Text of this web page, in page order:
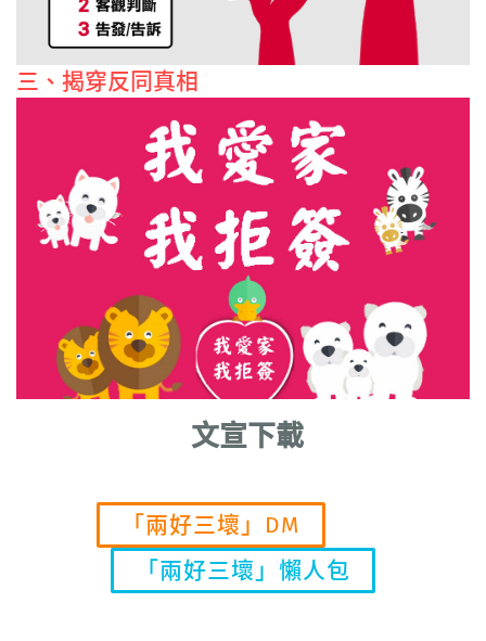
三、揭穿反同真相
文宣下載
「兩好三壞」DM
「兩好三壞」懶人包